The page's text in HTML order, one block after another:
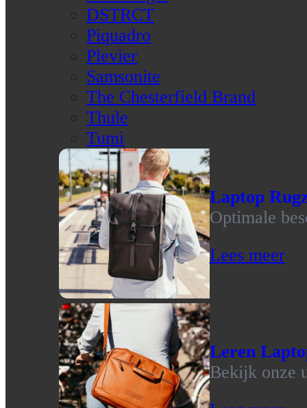
DSTRCT
Piquadro
Plevier
Samsonite
The Chesterfield Brand
Thule
Tumi
Laptop
Optimale
Lees meer
Leren
Bekijk onze